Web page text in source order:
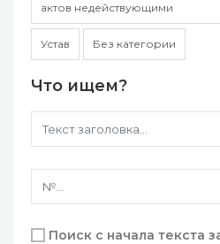
актов недействующими
Устав Без категории
Что ищем?
Поиск с начала текста